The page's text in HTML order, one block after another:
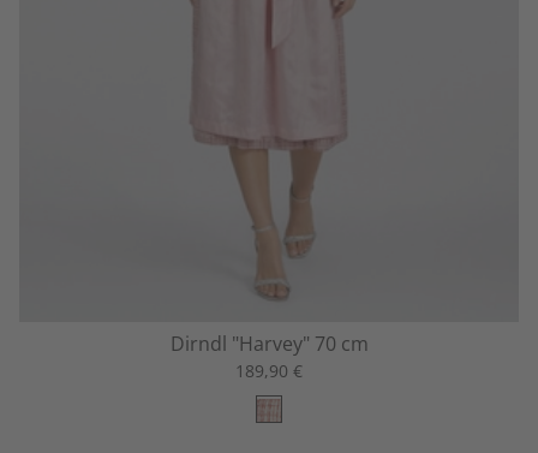
Dirndl "Harvey" 70 cm
189,90 €